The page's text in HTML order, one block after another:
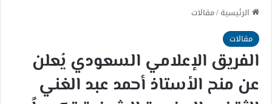
الرئيسية/مقالات
مقالات
الفريق الإعلامي السعودي يُعلن
عن منح الأستاذ أحمد عبد الغني